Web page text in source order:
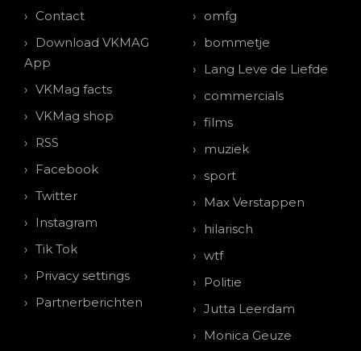
Contact
Download VKMAG
App
VKMag facts
VKMag shop
RSS
Facebook
Twitter
Instagram
Tik Tok
Privacy settings
Partnerberichten
omfg
bommetje
Lang Leve de Liefde
commercials
films
muziek
sport
Max Verstappen
hilarisch
wtf
Politie
Jutta Leerdam
Monica Geuze